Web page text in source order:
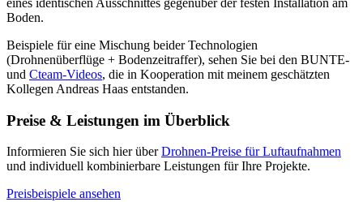
Boden.
Beispiele für eine Mischung beider Technologien
(Drohnenüberflüge + Bodenzeitraffer), sehen Sie bei den BUNTE-
und Cteam-Videos, die in Kooperation mit meinem geschätzten
Kollegen Andreas Haas entstanden.
Preise & Leistungen im Überblick
Informieren Sie sich hier überDrohnen-Preise für Luftaufnahmen
und individuell kombinierbare Leistungen für Ihre Projekte.
Preisbeispiele ansehen